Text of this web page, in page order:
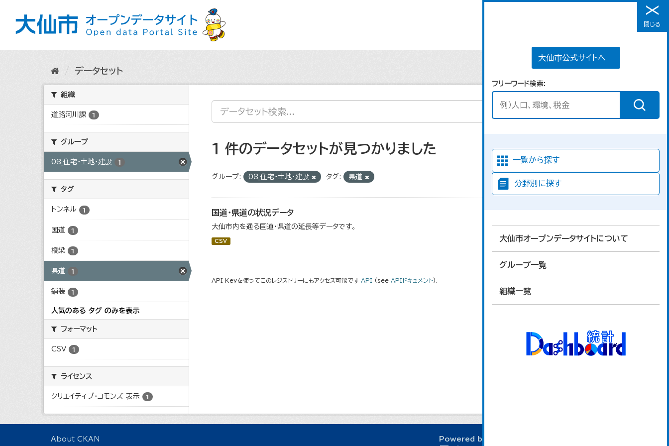
メニュー
大仙市公式サイトへ
フリーワード検索
一覧から探す
分野別に探す
大仙市オープンデータサイトについて
グループ一覧
組織一覧
閉じる
データセット
組織
道路河川課 1
グループ
08_住宅・土地・建設 1
タグ
トンネル 1
国道 1
橋梁 1
県道 1
舗装 1
人気のある タグ のみを表示
フォーマット
CSV 1
ライセンス
クリエイティブ・コモンズ 表示 1
1 件のデータセットが見つかりました
グループ: 08_住宅・土地・建設 タグ: 県道
国道・県道の状況データ
大仙市内を通る国道・県道の延長等データです。
CSV
API Keyを使ってこのレジストリーにもアクセス可能です API (see APIドキュメント).
About CKAN Powered by